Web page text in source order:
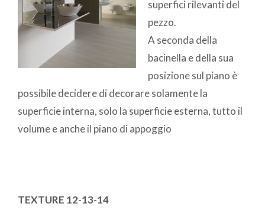
superfici rilevanti del
pezzo.
A seconda della
bacinella e della sua
posizione sul piano è
possibile decidere di decorare solamente la
superficie interna, solo la superficie esterna, tutto il
volume e anche il piano di appoggio
TEXTURE 12-13-14